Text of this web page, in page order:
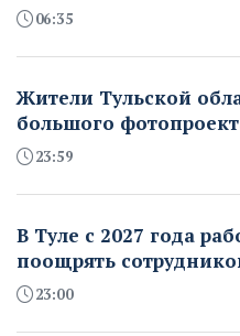
06:35
Жители Тульской
большого
23:59
В Туле с 2027 года
поощрять
23:00